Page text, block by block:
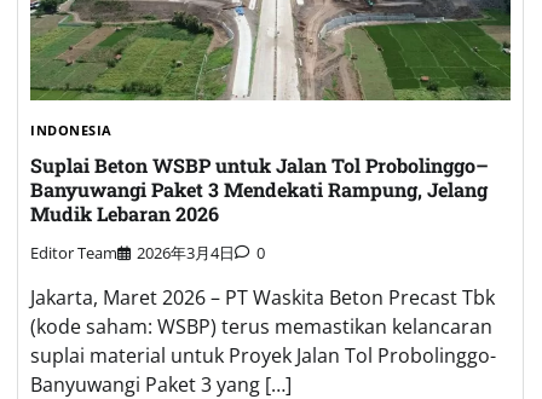
INDONESIA
Suplai Beton WSBP untuk Jalan Tol Probolinggo–
Banyuwangi Paket 3 Mendekati Rampung, Jelang
Mudik Lebaran 2026
Editor Team 2026年3月4日 0
Jakarta, Maret 2026 – PT Waskita Beton Precast Tbk
(kode saham: WSBP) terus memastikan kelancaran
suplai material untuk Proyek Jalan Tol Probolinggo-
Banyuwangi Paket 3 yang […]